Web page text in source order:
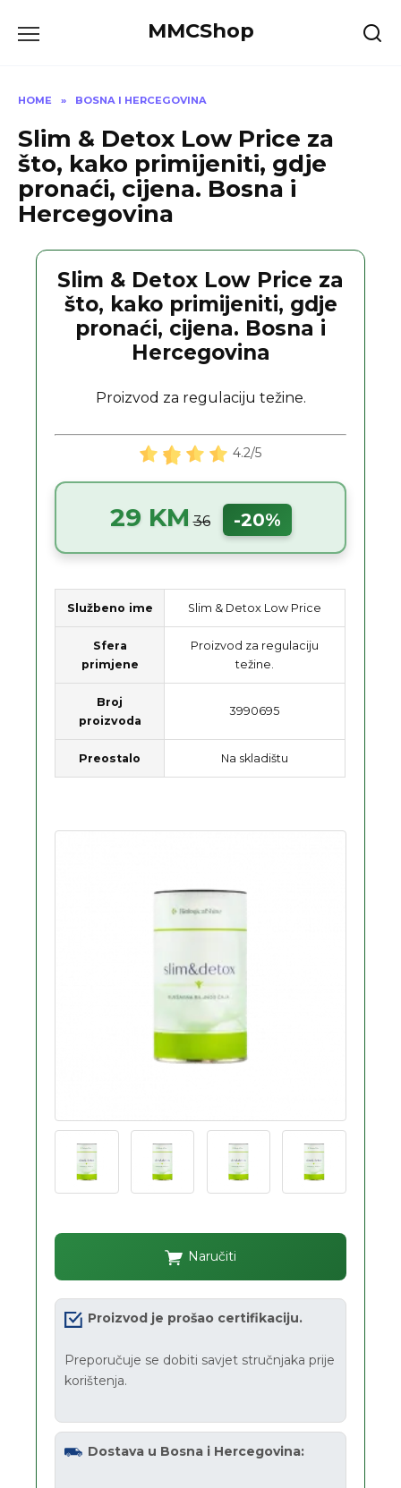
MMCShop
HOME » BOSNA I HERCEGOVINA
Slim & Detox Low Price za
što, kako primijeniti, gdje
pronaći, cijena. Bosna i
Hercegovina
Slim & Detox Low Price za
što, kako primijeniti, gdje
pronaći, cijena. Bosna i
Hercegovina
Proizvod za regulaciju težine.
4.2/5
29 KM 36 -20%
Službeno ime Slim & Detox Low Price
Sfera
primjene
Proizvod za regulaciju
težine.
Broj
proizvoda
3990695
Preostalo Na skladištu
Naručiti
Proizvod je prošao certifikaciju.
Preporučuje se dobiti savjet stručnjaka prije
korištenja.
Dostava u Bosna i Hercegovina: